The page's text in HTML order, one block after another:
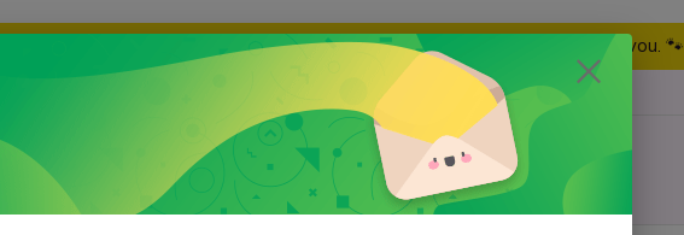
grafiku? Mám jich mnohem víc – napište mi a společně vybereme tu pravou. 🐾
Hledat